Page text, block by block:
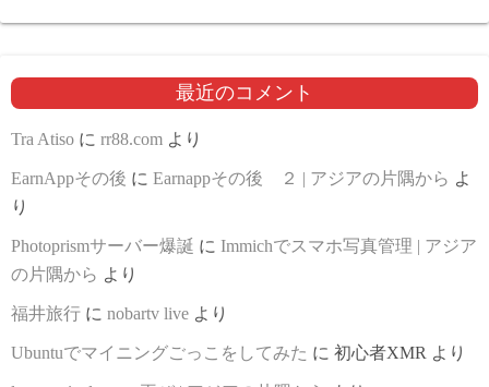
最近のコメント
Tra Atiso に rr88.com より
EarnAppその後 に Earnappその後 ２ | アジアの片隅から よ
り
Photoprismサーバー爆誕 に Immichでスマホ写真管理 | アジア
の片隅から より
福井旅行 に nobartv live より
Ubuntuでマイニングごっこをしてみた に 初心者XMR より